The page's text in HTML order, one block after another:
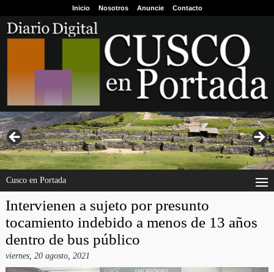
Inicio Nosotros Anuncie Contacto
Cusco en Portada
Intervienen a sujeto por presunto
tocamiento indebido a menos de 13 años
dentro de bus público
viernes, 20 agosto, 2021